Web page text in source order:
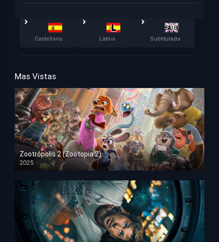
Castellano Latino Subtitulada
Mas Vistas
Zootrópolis 2 (Zootopia 2)
2025
HD 1080p